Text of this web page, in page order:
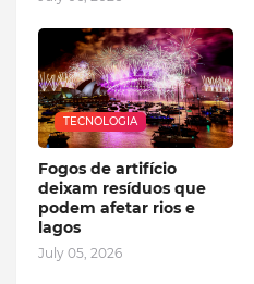
TECNOLOGIA
Fogos de artifício
deixam resíduos que
podem afetar rios e
lagos
July 05, 2026